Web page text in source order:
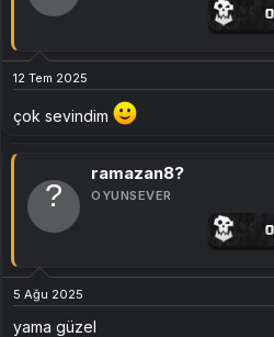
12 Tem 2025
çok sevindim
ramazan8?
OYUNSEVER
5 Ağu 2025
yama güzel